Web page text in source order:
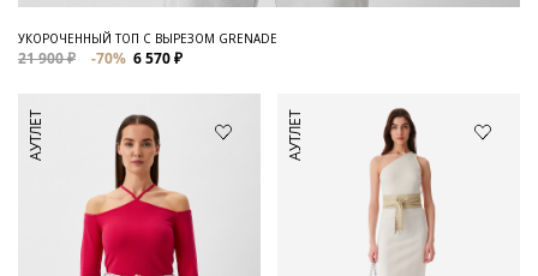
УКОРОЧЕННЫЙ ТОП С ВЫРЕЗОМ GRENADE
21 900 ₽ -70% 6 570 ₽
АУТЛЕТ АУТЛЕТ